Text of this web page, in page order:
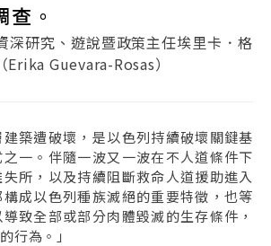
。
深研究、遊說暨政策主任埃里卡．格
Guevara-Rosas）
建築遭破壞，是以色列持續破壞關鍵基
一。伴隨一波又一波在不人道條件下
所，以及持續阻斷救命人道援助進入
成以色列種族滅絕的重要特徵，也等
致全部或部分肉體毀滅的生存條件，
行為。」